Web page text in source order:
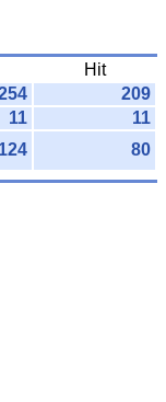
Hit
209
11
11
124 80